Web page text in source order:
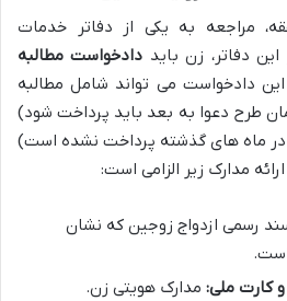
مراجعه به یکی از دفاتر خدمات
دفاتر، زن باید دادخواست مطالبه
دادخواست می تواند شامل مطالبه
طرح دعوا به بعد باید پرداخت شود)
در ماه های گذشته پرداخت نشده است)
مدارک زیر الزامی است:
رسمی ازدواج زوجین که نشان
کارت ملی: مدارک هویتی زن.